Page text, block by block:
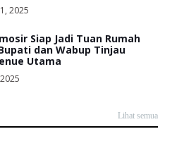
2025
Siap Jadi Tuan Rumah
dan Wabup Tinjau
Utama
Lihat semua